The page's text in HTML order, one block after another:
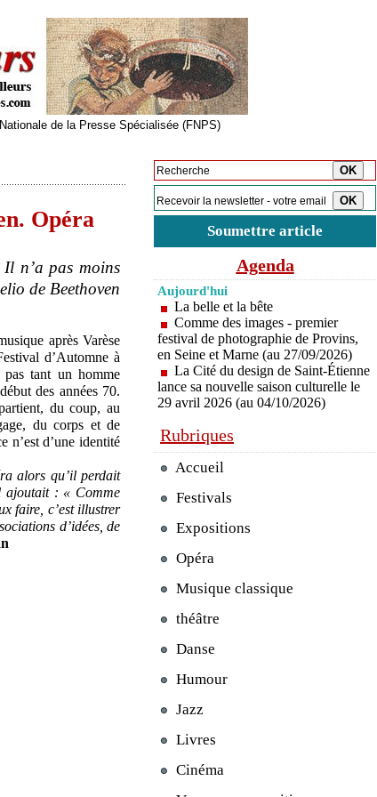
de la Presse Spécialisée (FNPS)
Opéra
n’a pas moins
de Beethoven
après Varèse
d’Automne à
tant un homme
des années 70.
du coup, au
du corps et de
n’est d’une identité
alors qu’il perdait
ajoutait : « Comme
faire, c’est illustrer
d’idées, de
Soumettre article
Agenda
Aujourd'hui
La belle et la bête
Comme des images - premier
festival de photographie de Provins,
en Seine et Marne (au 27/09/2026)
La Cité du design de Saint-Étienne
lance sa nouvelle saison culturelle le
29 avril 2026 (au 04/10/2026)
Rubriques
Accueil
Festivals
Expositions
Opéra
Musique classique
théâtre
Danse
Humour
Jazz
Livres
Cinéma